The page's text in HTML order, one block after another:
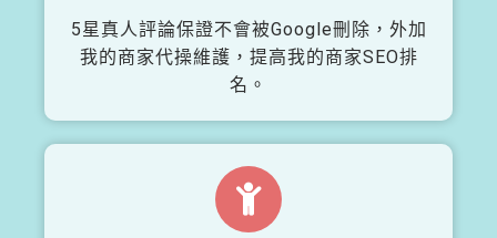
5星真人評論保證不會被Google刪除，外加
我的商家代操維護，提高我的商家SEO排
名。